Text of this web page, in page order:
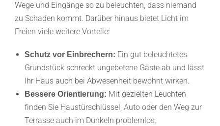
Wege und Eingänge so zu beleuchten, dass niemand
zu Schaden kommt. Darüber hinaus bietet Licht im
Freien viele weitere Vorteile:
Schutz vor Einbrechern: Ein gut beleuchtetes
Grundstück schreckt ungebetene Gäste ab und lässt
Ihr Haus auch bei Abwesenheit bewohnt wirken.
Bessere Orientierung: Mit gezielten Leuchten
finden Sie Haustürschlüssel, Auto oder den Weg zur
Terrasse auch im Dunkeln problemlos.